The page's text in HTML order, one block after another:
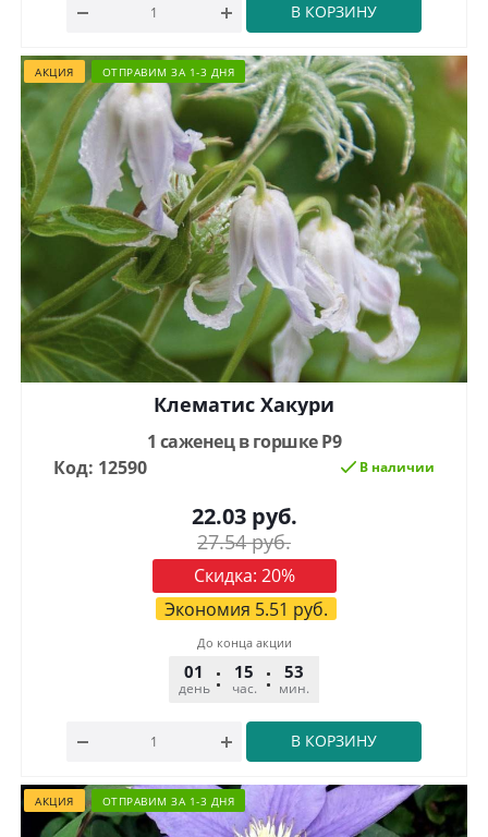
В КОРЗИНУ
АКЦИЯ ОТПРАВИМ ЗА 1-3 ДНЯ
Клематис Хакури
1 саженец в горшке Р9
Код: 12590
В наличии
22.03руб.
27.54руб.
Скидка: 20%
Экономия 5.51 руб.
В КОРЗИНУ
До конца акции
01
день
15
час.
53
мин.
АКЦИЯ ОТПРАВИМ ЗА 1-3 ДНЯ